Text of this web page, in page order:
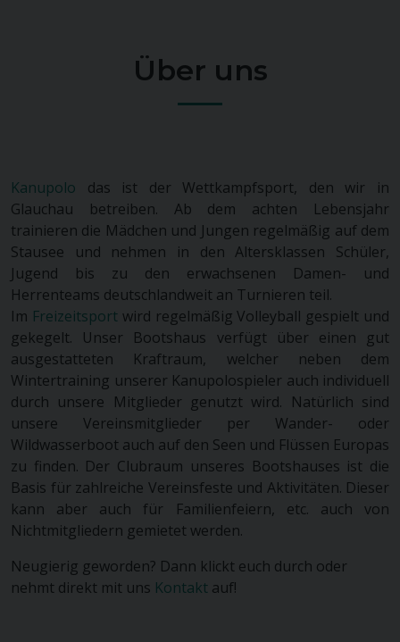
Über uns
Kanupolo das ist der Wettkampfsport, den wir in
Glauchau betreiben. Ab dem achten Lebensjahr
trainieren die Mädchen und Jungen regelmäßig auf dem
Stausee und nehmen in den Altersklassen Schüler,
Jugend bis zu den erwachsenen Damen- und
Herrenteams deutschlandweit an Turnieren teil.
Im Freizeitsportwird regelmäßig Volleyball gespielt und
gekegelt. Unser Bootshaus verfügt über einen gut
ausgestatteten Kraftraum, welcher neben dem
Wintertraining unserer Kanupolospieler auch individuell
durch unsere Mitglieder genutzt wird. Natürlich sind
unsere Vereinsmitglieder per Wander- oder
Wildwasserboot auch auf den Seen und Flüssen Europas
zu finden. Der Clubraum unseres Bootshauses ist die
Basis für zahlreiche Vereinsfeste und Aktivitäten. Dieser
kann aber auch für Familienfeiern, etc. auch von
Nichtmitgliedern gemietet werden.
Neugierig geworden? Dann klickt euch durch oder
nehmt direkt mit uns Kontakt auf!